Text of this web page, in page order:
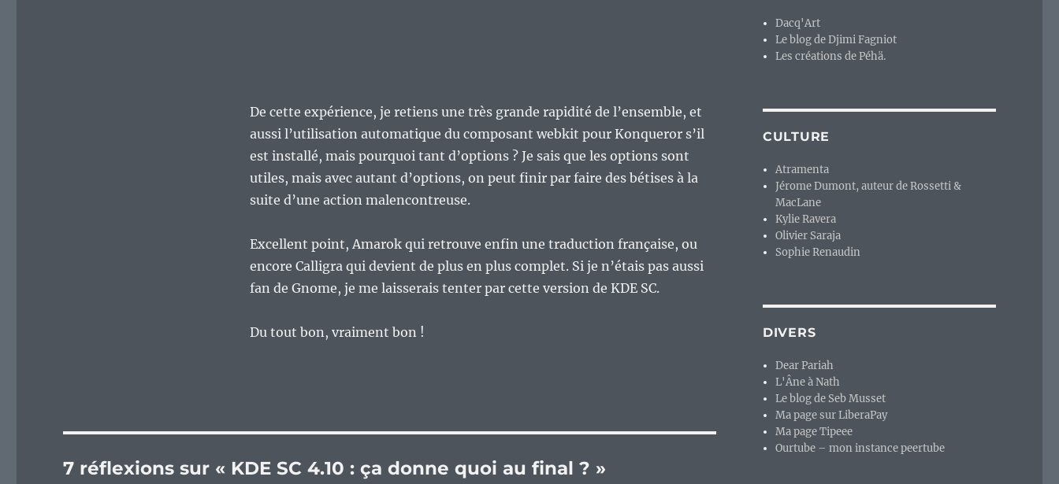
De cette expérience, je retiens une très grande rapidité de l’ensemble, et
aussi l’utilisation automatique du composant webkit pour Konqueror s’il
est installé, mais pourquoi tant d’options ? Je sais que les options sont
utiles, mais avec autant d’options, on peut finir par faire des bétises à la
suite d’une action malencontreuse.
Excellent point, Amarok qui retrouve enfin une traduction française, ou
encore Calligra qui devient de plus en plus complet. Si je n’étais pas aussi
fan de Gnome, je me laisserais tenter par cette version de KDE SC.
Du tout bon, vraiment bon !
7 réflexions sur « KDE SC 4.10 : ça donne quoi au final ? »
Dacq'Art
Le blog de Djimi Fagniot
Les créations de Péhä.
CULTURE
Atramenta
Jérome Dumont, auteur de Rossetti &
MacLane
Kylie Ravera
Olivier Saraja
Sophie Renaudin
DIVERS
Dear Pariah
L'Âne à Nath
Le blog de Seb Musset
Ma page sur LiberaPay
Ma page Tipeee
Ourtube – mon instance peertube